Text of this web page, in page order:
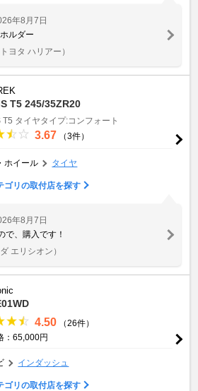
年8月7日
ルダー
ヨタ ハリアー）
T5 245/35ZR20
T5 タイヤタイプ:コンフォート
3.67 （3件）
ホイール タイヤ
ゴリの取付店を探す
年8月7日
で、購入です！
エリシオン）
4.50
（26件）
：65,000円
インダッシュ
ゴリの取付店を探す